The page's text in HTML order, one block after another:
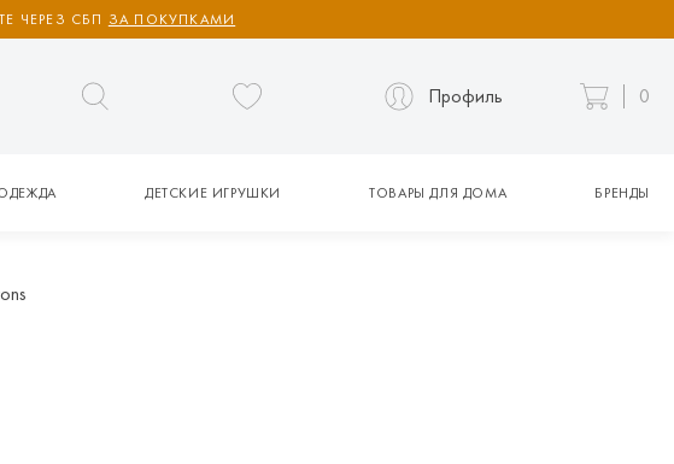
ЧЕРЕЗ СБП ЗА ПОКУПКАМИ
Профиль 0
ДЕТСКИЕ ИГРУШКИ ТОВАРЫ ДЛЯ ДОМА БРЕНДЫ